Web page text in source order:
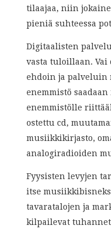
tilaajaa, niin
pieniä suhteessa
Digitaalisten
vasta tuloillaan.
ehdoin ja
enemmistö
enemmistölle
ostettu cd,
musiikkikirjasto,
analogiradioiden
Fyysisten levyjen
itse
tavaratalojen ja
kilpailevat